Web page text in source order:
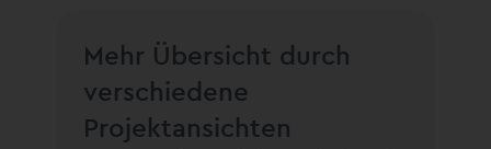
Mehr Übersicht durch
verschiedene
Projektansichten